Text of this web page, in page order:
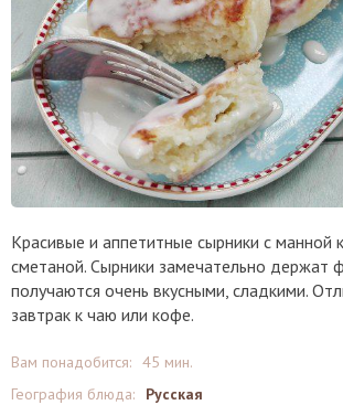
Красивые и аппетитные сырники с манной
сметаной. Сырники замечательно держат
получаются очень вкусными, сладкими.
завтрак к чаю или кофе.
Вам понадобится: 45 мин.
География блюда:
Русская